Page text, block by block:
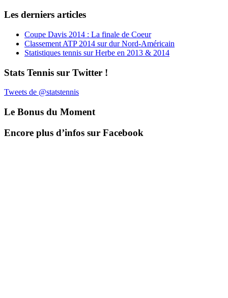
Les derniers articles
Coupe Davis 2014 : La finale de Coeur
Classement ATP 2014 sur dur Nord-Américain
Statistiques tennis sur Herbe en 2013 & 2014
Stats Tennis sur Twitter !
Tweets de @statstennis
Le Bonus du Moment
Encore plus d’infos sur Facebook